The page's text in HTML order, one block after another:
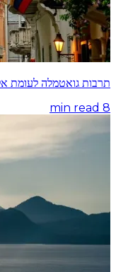
תרבות גואטמלה לעומת אל סלבדור:
8